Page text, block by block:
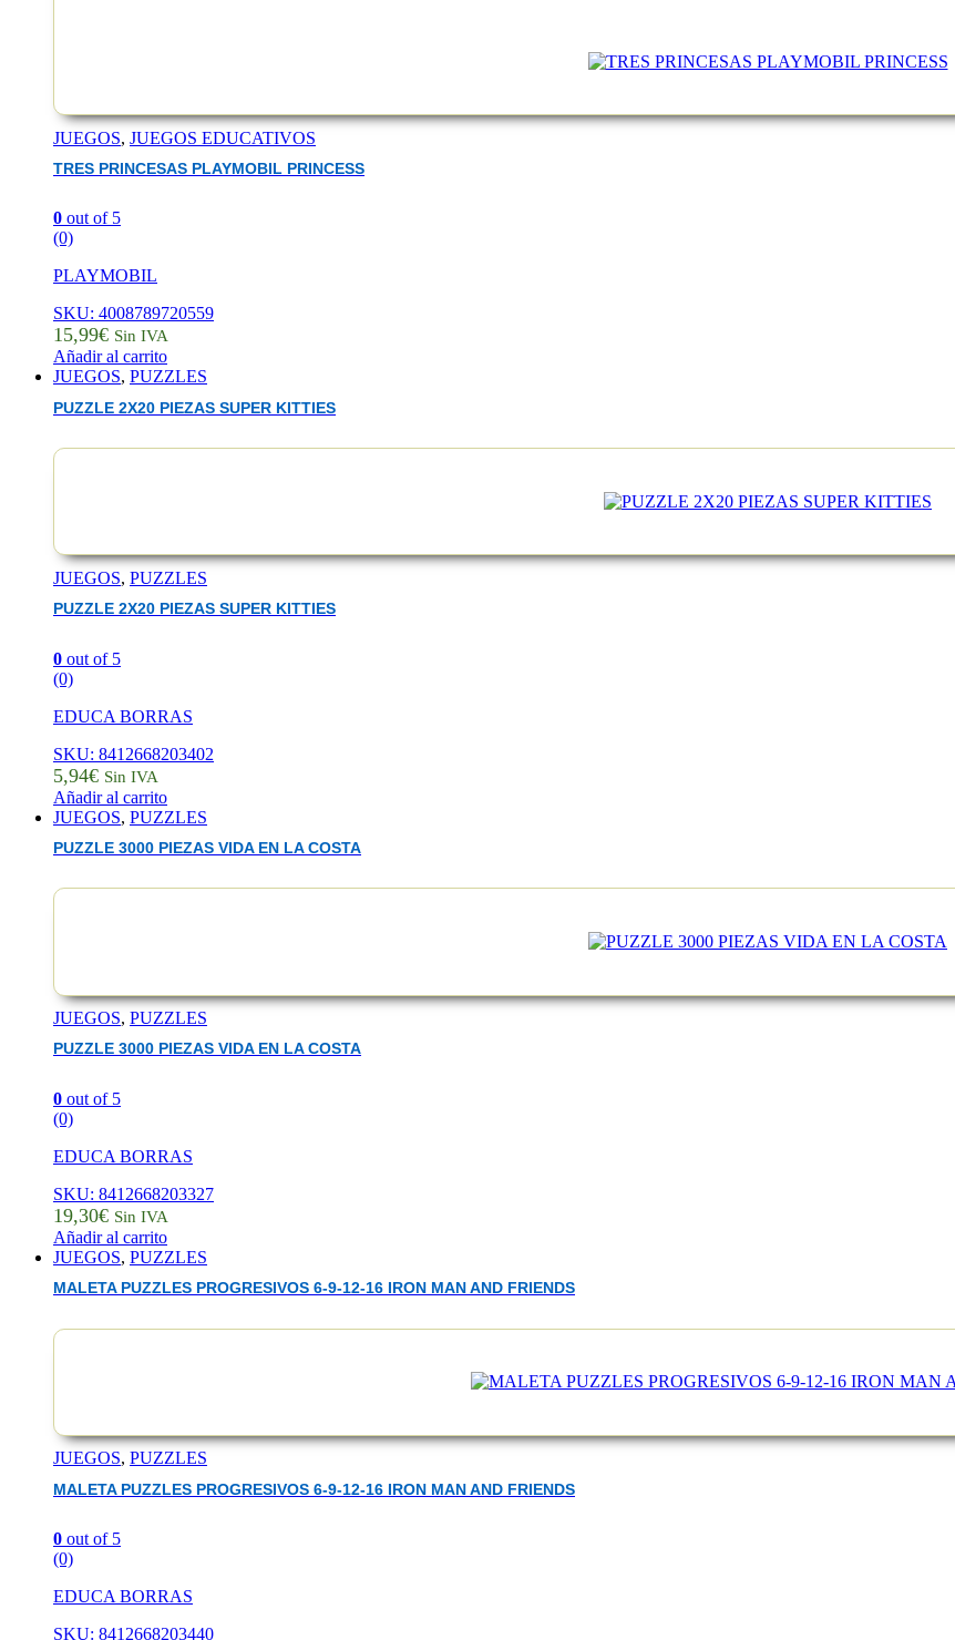
JUEGOS, JUEGOS EDUCATIVOS
TRES PRINCESAS PLAYMOBIL PRINCESS
0 out of 5
(0)
PLAYMOBIL
SKU: 4008789720559
15,99€ Sin IVA
Añadir al carrito
JUEGOS, PUZZLES
PUZZLE 2X20 PIEZAS SUPER KITTIES
JUEGOS, PUZZLES
PUZZLE 2X20 PIEZAS SUPER KITTIES
0 out of 5
(0)
EDUCA BORRAS
SKU: 8412668203402
5,94€ Sin IVA
Añadir al carrito
JUEGOS, PUZZLES
PUZZLE 3000 PIEZAS VIDA EN LA COSTA
JUEGOS, PUZZLES
PUZZLE 3000 PIEZAS VIDA EN LA COSTA
0 out of 5
(0)
EDUCA BORRAS
SKU: 8412668203327
19,30€ Sin IVA
Añadir al carrito
JUEGOS, PUZZLES
MALETA PUZZLES PROGRESIVOS 6-9-12-16 IRON MAN AND FRIENDS
JUEGOS, PUZZLES
MALETA PUZZLES PROGRESIVOS 6-9-12-16 IRON MAN AND FRIENDS
0 out of 5
(0)
EDUCA BORRAS
SKU: 8412668203440